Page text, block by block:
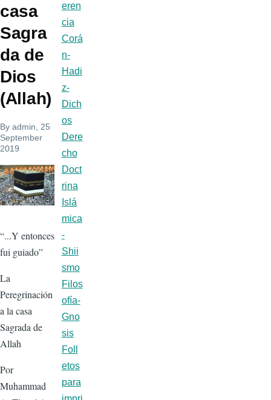
casa
Sagra
da de
Dios
(Allah)
By admin , 25
September
2019
“...Y entonces
fui guiado”
La
Peregrinación
a la casa
Sagrada de
Allah
Por
Muhammad
eren
cia
Corá
n-
Hadi
z-
Dich
os
Dere
cho
Doct
rina
Islá
mica
-
Shii
smo
Filos
ofía-
Gno
sis
Foll
etos
para